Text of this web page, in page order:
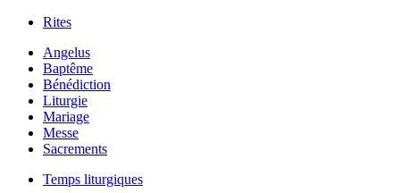
Rites
Angelus
Baptême
Bénédiction
Liturgie
Mariage
Messe
Sacrements
Temps liturgiques